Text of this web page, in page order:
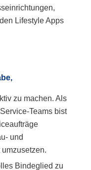
Lifestyle Apps
zu machen. Als
Teams bist
und
Bindeglied zu